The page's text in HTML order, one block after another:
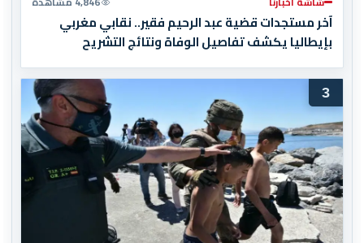
آخر مستجدات قضية عبد الرحيم فقير.. نقابي مغربي
بإيطاليا يكشف تفاصيل الوفاة ونتائج التشريح
3